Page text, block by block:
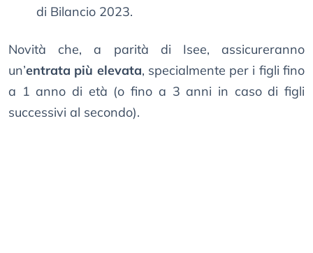
di Bilancio 2023.
Novità che, a parità di Isee, assicureranno
un’entrata più elevata, specialmente per i figli fino
a 1 anno di età (o fino a 3 anni in caso di figli
successivi al secondo).